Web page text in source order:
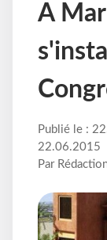
A
Publié le :
22.06.2015
Par